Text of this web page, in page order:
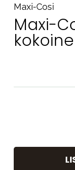
Maxi-Cosi
Maxi-